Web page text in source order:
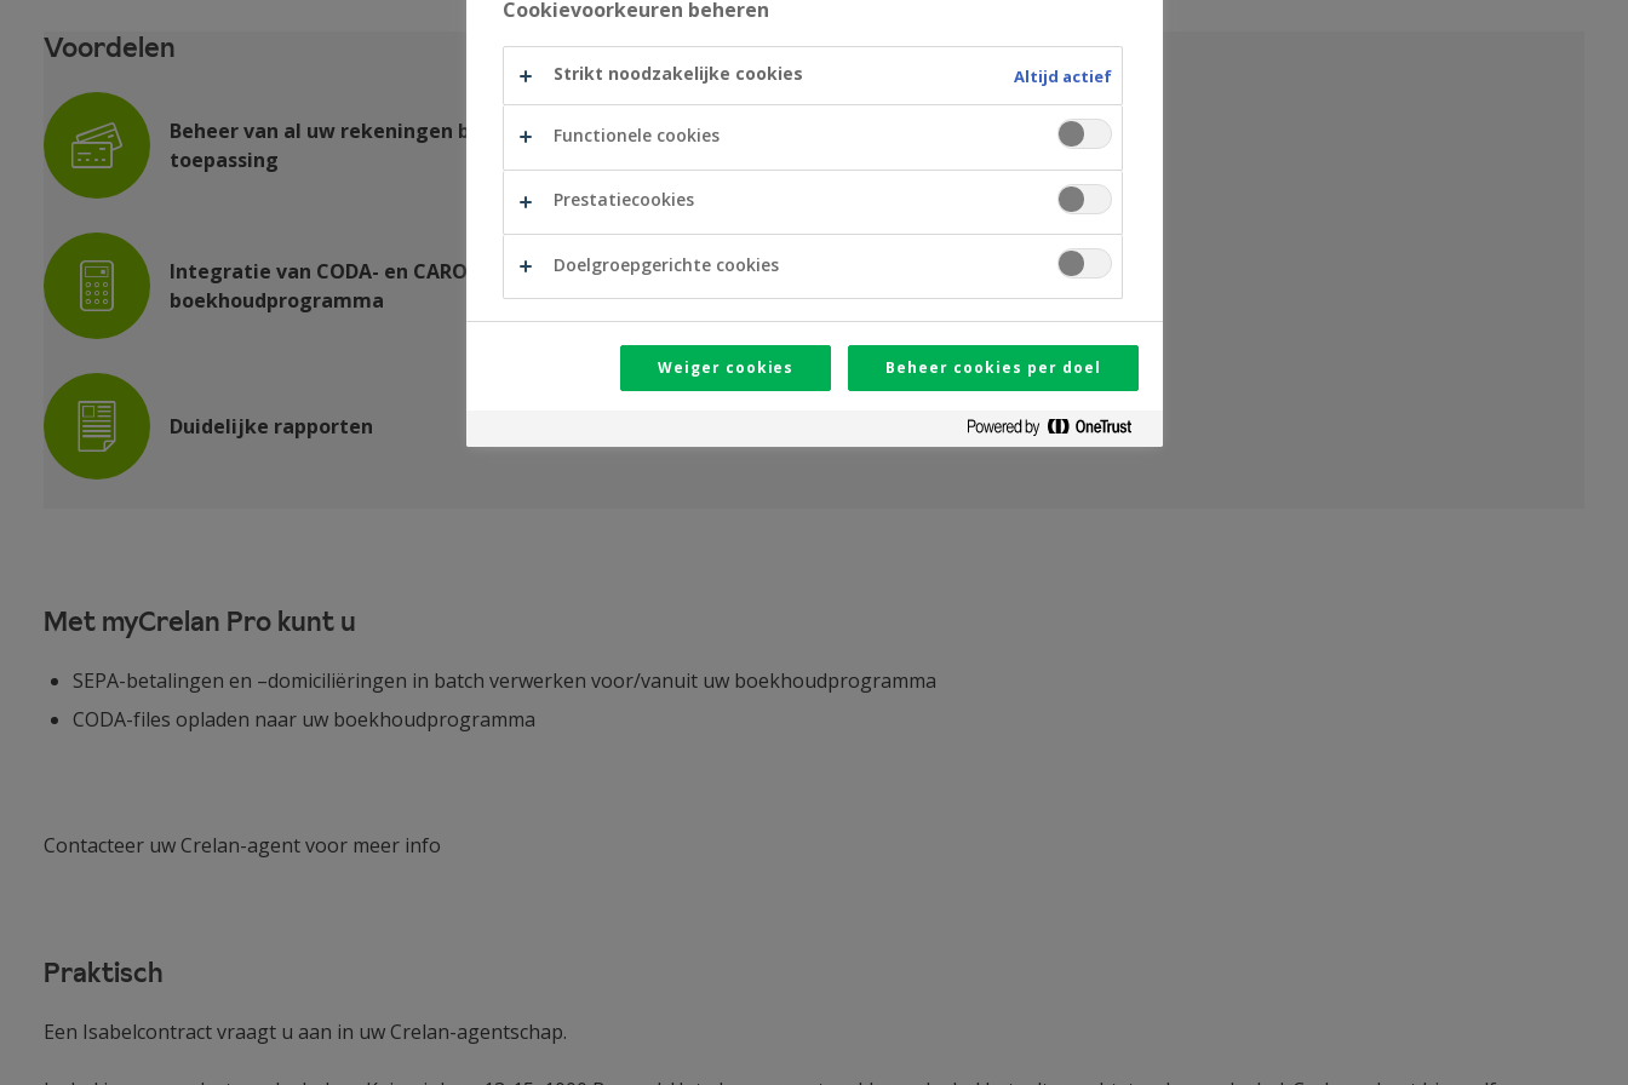
Voordelen
Beheer van al uw rekeningen bij verschillende banken in 1
toepassing
Integratie van CODA- en CARO-bestanden met uw
boekhoudprogramma
Duidelijke rapporten
Met myCrelan Pro kunt u
SEPA-betalingen en –domiciliëringen in batch verwerken voor/vanuit uw boekhoudprogramma
CODA-files opladen naar uw boekhoudprogramma
Contacteer uw Crelan-agent voor meer info
Praktisch
Een Isabelcontract vraagt u aan in uw Crelan-agentschap.
Cookievoorkeuren beheren
Strikt noodzakelijke cookies Altijd actief
Functionele cookies
Prestatiecookies
Doelgroepgerichte cookies
Weiger cookies Beheer cookies per doel